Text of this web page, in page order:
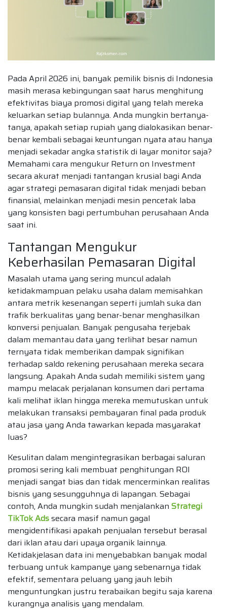
Pada April 2026 ini, banyak pemilik bisnis di Indonesia
masih merasa kebingungan saat harus menghitung
efektivitas biaya promosi digital yang telah mereka
keluarkan setiap bulannya. Anda mungkin bertanya-
tanya, apakah setiap rupiah yang dialokasikan benar-
benar kembali sebagai keuntungan nyata atau hanya
menjadi sekadar angka statistik di layar monitor saja?
Memahami cara mengukur Return on Investment
secara akurat menjadi tantangan krusial bagi Anda
agar strategi pemasaran digital tidak menjadi beban
finansial, melainkan menjadi mesin pencetak laba
yang konsisten bagi pertumbuhan perusahaan Anda
saat ini.
Tantangan Mengukur
Keberhasilan Pemasaran Digital
Masalah utama yang sering muncul adalah
ketidakmampuan pelaku usaha dalam memisahkan
antara metrik kesenangan seperti jumlah suka dan
trafik berkualitas yang benar-benar menghasilkan
konversi penjualan. Banyak pengusaha terjebak
dalam memantau data yang terlihat besar namun
ternyata tidak memberikan dampak signifikan
terhadap saldo rekening perusahaan mereka secara
langsung. Apakah Anda sudah memiliki sistem yang
mampu melacak perjalanan konsumen dari pertama
kali melihat iklan hingga mereka memutuskan untuk
melakukan transaksi pembayaran final pada produk
atau jasa yang Anda tawarkan kepada masyarakat
luas?
Kesulitan dalam mengintegrasikan berbagai saluran
promosi sering kali membuat penghitungan ROI
menjadi sangat bias dan tidak mencerminkan realitas
bisnis yang sesungguhnya di lapangan. Sebagai
contoh, Anda mungkin sudah menjalankan Strategi
TikTok Adssecara masif namun gagal
mengidentifikasi apakah penjualan tersebut berasal
dari iklan atau dari upaya organik lainnya.
Ketidakjelasan data ini menyebabkan banyak modal
terbuang untuk kampanye yang sebenarnya tidak
efektif, sementara peluang yang jauh lebih
menguntungkan justru terabaikan begitu saja karena
kurangnya analisis yang mendalam.